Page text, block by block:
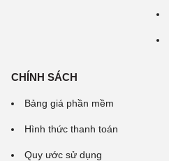
CHÍNH SÁCH
Bảng giá phần mềm
Hình thức thanh toán
Quy ước sử dụng